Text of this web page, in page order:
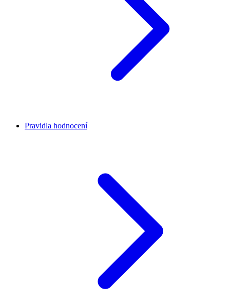
Pravidla hodnocení